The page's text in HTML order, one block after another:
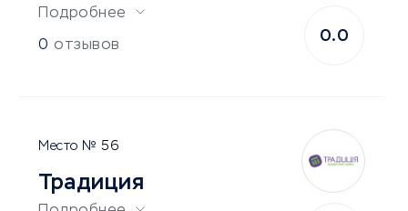
Подробнее
0 отзывов
0.0
56
Традиция